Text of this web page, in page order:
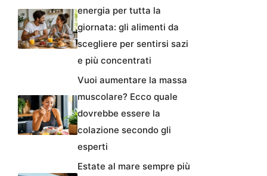
energia per tutta la
giornata: gli alimenti da
scegliere per sentirsi sazi
e più concentrati
Vuoi aumentare la massa
muscolare? Ecco quale
dovrebbe essere la
colazione secondo gli
esperti
Estate al mare sempre più